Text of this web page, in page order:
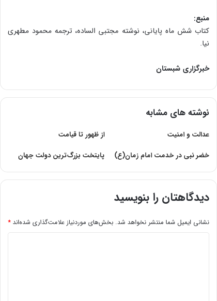
منبع:
کتاب شش ماه پایانی، نوشته مجتبی الساده، ترجمه محمود مطهری
نیا.
خبرگزاری شبستان
نوشته های مشابه
عدالت و امنیت
از ظهور تا قیامت
خضر نبی در خدمت امام زمان(ع)
پایتخت بزرگ‌ترین دولت جهان
دیدگاهتان را بنویسید
نشانی ایمیل شما منتشر نخواهد شد. بخش‌های موردنیاز علامت‌گذاری شده‌اند *